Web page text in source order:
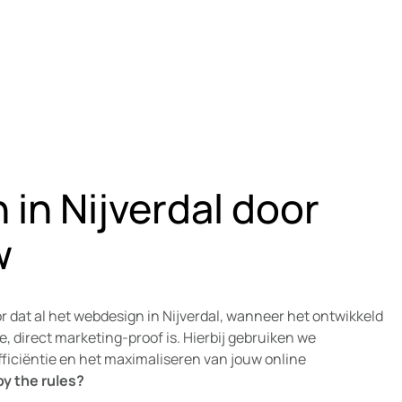
in Nijverdal door
dat al het webdesign in Nijverdal, wanneer het ontwikkeld
direct marketing-proof is. Hierbij gebruiken we
en het maximaliseren van jouw online
the rules?